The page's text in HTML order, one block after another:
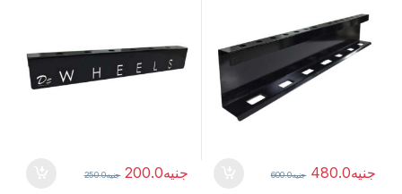
جنيه480.0 جنيه600.0 جنيه200.0 جنيه250.0